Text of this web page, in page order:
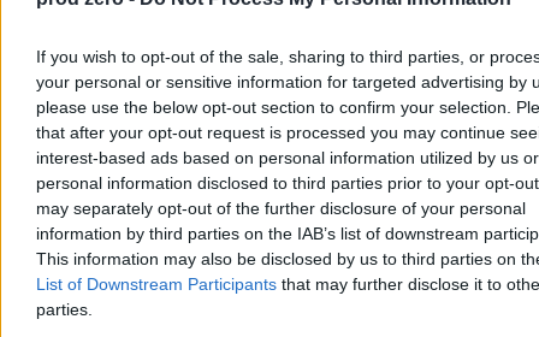
If you wish to opt-out of the sale, sharing to third parties, or
your personal or sensitive information for targeted advertising by
please use the below opt-out section to confirm your selection.
that after your opt-out request is processed you may continue
interest-based ads based on personal information utilized by us or
personal information disclosed to third parties prior to your opt-
may separately opt-out of the further disclosure of your personal
information by third parties on the IAB’s list of downstream
This information may also be disclosed by us to third parties on
List of Downstream Participants that may further disclose it to
parties.
11:30Von der Leyen o kryzysie w Zatoce Perskiej: „Katar może
liczyć na Europę”
11:22Katastrofa amerykańskiego F-15 w Kuwejcie? Maszyna
runęła w korkociągu, załoga przeżyła
11:09To miał być rok przyspieszenia. Czy wojna na Bliskim
Wschodzie uderzy w polską gospodarkę?
11:07Najnowszy sondaż partyjny. KO na prowadzeniu, PSL
odnotowało największy wzrost
11:04Ile gotówki można wpłacić do wpłatomatu? Sprawdź, kiedy
bank zgłosi to do KAS
10:46Kara dla komitetu Nawrockiego. Przemysław Czarnek:
Absolutnie bezzasadne
10:33